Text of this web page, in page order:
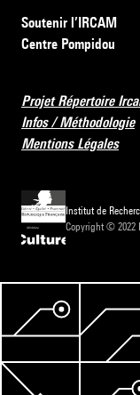
Soutenir l’IRCAM
Centre Pompidou
Projet Répertoire
Infos / Méthodologie
Mentions Légales
Institut de
Copyright © 2022